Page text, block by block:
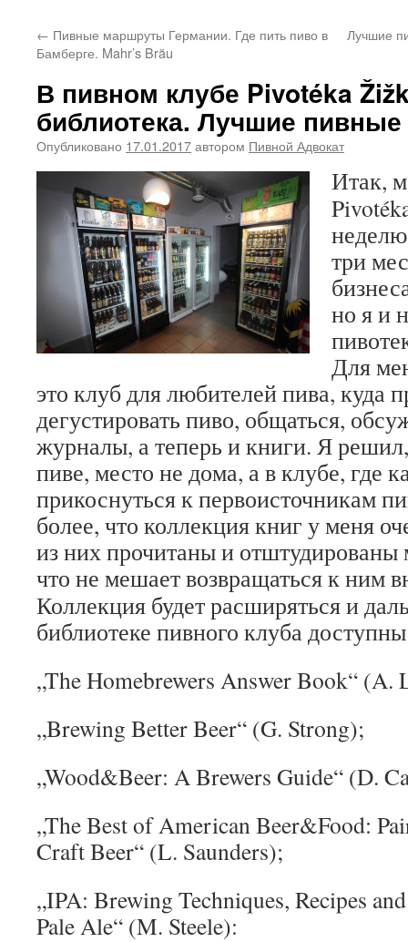
← Пивные маршруты Германии. Где пить пиво в
Бамберге. Mahr’s Bräu
Лучшие
В пивном клубе Pivotéka
библиотека. Лучшие пивные
Опубликовано 17.01.2017автором Пивной Адвокат
Итак,
неделю
три
но я и
Для
это клуб для любителей пива, куда
дегустировать пиво, общаться,
журналы, а теперь и книги. Я
пиве, место не дома, а в клубе, где
прикоснуться к первоисточникам
более, что коллекция книг у меня
из них прочитаны и отштудированы
что не мешает возвращаться к ним
Коллекция будет расширяться и
библиотеке пивного клуба
„The Homebrewers Answer Book“ (A.
„Brewing Better Beer“ (G. Strong);
„Wood&Beer: A Brewers Guide“ (D.
„The Best of American Beer&Food:
Craft Beer“ (L. Saunders);
„IPA: Brewing Techniques, Recipes
Pale Ale“ (M. Steele):